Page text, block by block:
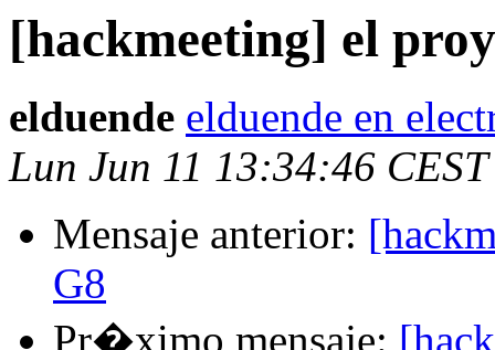
[hackmeeting] el
elduende elduende en
Lun Jun 11 13:34:46
Mensaje anterior:
G8
Pr�ximo mensaje: